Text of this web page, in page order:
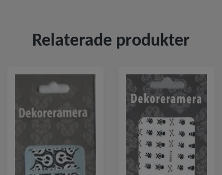
Relaterade produkter